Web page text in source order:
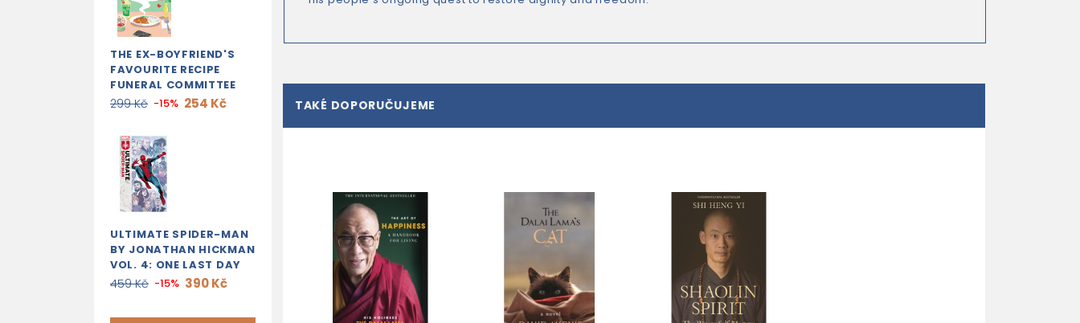
THE EX-BOYFRIEND'S
FAVOURITE RECIPE
FUNERAL COMMITTEE
299 Kč -15% 254 Kč
ULTIMATE SPIDER-MAN
BY JONATHAN HICKMAN
VOL. 4: ONE LAST DAY
459 Kč -15% 390 Kč
TAKÉ DOPORUČUJEME